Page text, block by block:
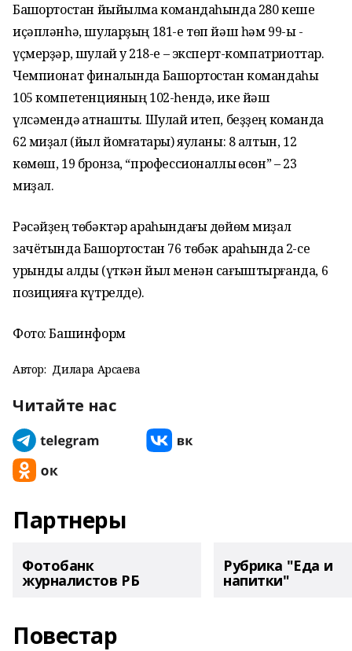
Башҡортостан йыйылма командаһында 280 кеше
иҫәпләнһә, шуларҙың 181-е төп йәш һәм 99-ы -
үҫмерҙәр, шулай уҡ 218-е – эксперт-компатриоттар.
Чемпионат финалында Башҡортостан командаһы
105 компетенцияның 102-һендә, ике йәш
үлсәмендә ҡатнашты. Шулай итеп, беҙҙең команда
62 миҙал (йыл йомғаҡтары) яуланы: 8 алтын, 12
көмөш, 19 бронза, “профессионаллыҡ өсөн” – 23
миҙал.
Рәсәйҙең төбәктәр араһындағы дөйөм миҙал
зачётында Башҡортостан 76 төбәк араһында 2-се
урынды алды (үткән йыл менән сағыштырғанда, 6
позицияға күтрелде).
Фото: Башинформ
Автор: Дилара Арсаева
Читайте нас
Партнеры
Фотобанк
журналистов РБ
Рубрика "Еда и
напитки"
Повестар